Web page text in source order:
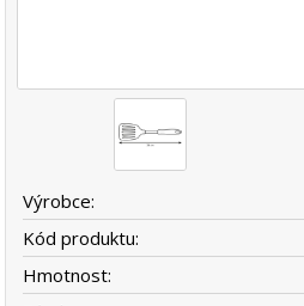
Výrobce:
Kód produktu:
Hmotnost: